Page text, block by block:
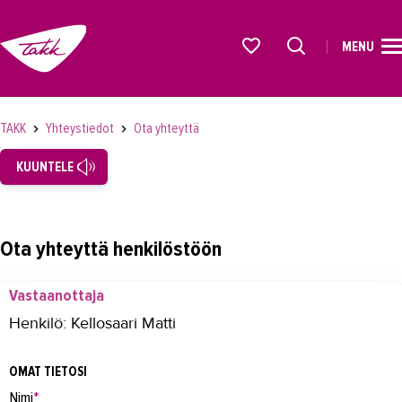
OPISKELIJAKSI
YRITYKSILLE
OMA TAKK
MENU
TAKK Yhteystiedot Ota yhteyttä
KUUNTELE
Ota yhteyttä henkilöstöön
Vastaanottaja
Henkilö: Kellosaari Matti
OMAT TIETOSI
Nimi*